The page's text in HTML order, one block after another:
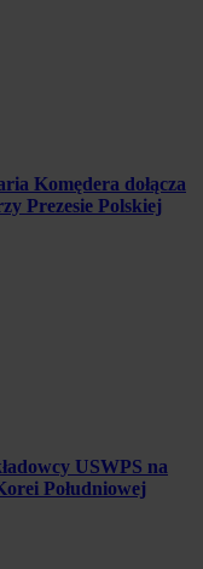
Komędera dołącza
Prezesie Polskiej
USWPS na
Południowej